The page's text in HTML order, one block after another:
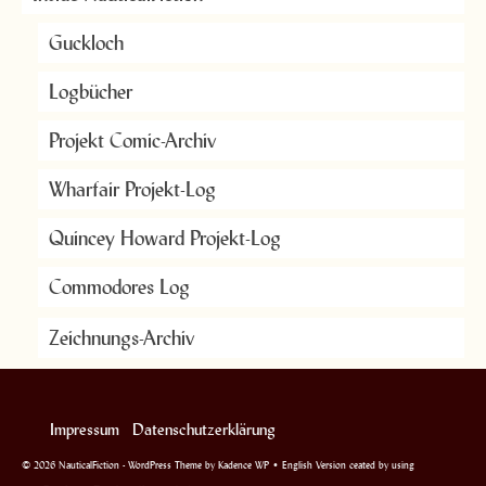
Guckloch
Logbücher
Projekt Comic-Archiv
Wharfair Projekt-Log
Quincey Howard Projekt-Log
Commodores Log
Zeichnungs-Archiv
Impressum Datenschutzerklärung
© 2026 NauticalFiction - WordPress Theme byKadence WP • English Version ceated by using